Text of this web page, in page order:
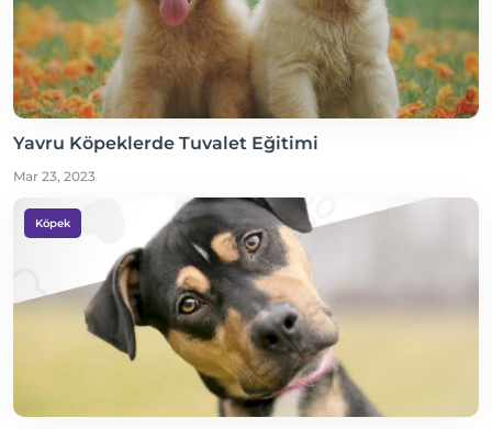
Yavru Köpeklerde Tuvalet Eğitimi
Mar 23, 2023
Köpek